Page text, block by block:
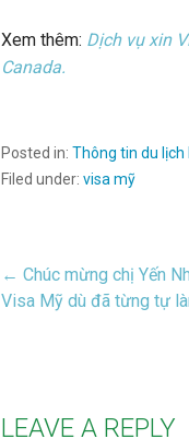
Xem thêm: Dịch vụ xin
Canada.
Posted in: Thông tin du lịch
Filed under: visa mỹ
Post
← Chúc mừng chị Yến
Visa Mỹ dù đã từng tự
LEAVE A REPLY